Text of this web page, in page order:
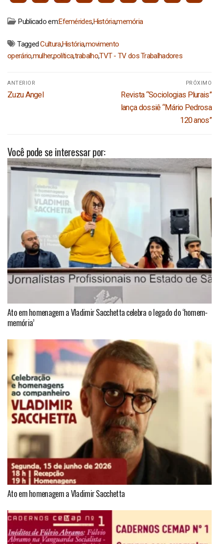
Publicado em:Efemérides,História,memória
TaggedCultura,História,movimento
operário,mulher,política,trabalho,TVT - TV dos Trabalhadores
Navegação
de
ANTERIOR
Post
Zuzu Angel
PRÓXIMO
Próximo
post:
Revista “Sociologias Plurais”
lança dossiê “Mário Pedrosa
120 anos”
Você pode se interessar por:
Ato em homenagem a Vladimir Sacchetta celebra o legado do ‘homem-
memória’
Ato em homenagem a Vladimir Sacchetta